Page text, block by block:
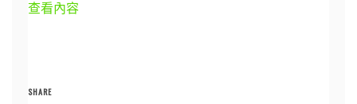
查看內容
SHARE